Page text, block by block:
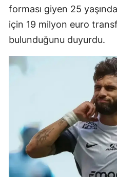
forması giyen 25
için 19 milyon euro
bulunduğunu duyurdu.